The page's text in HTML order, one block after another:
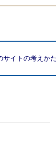
サイトの考えかた